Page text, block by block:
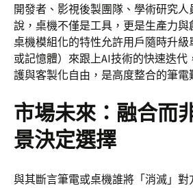
開發者、影視後製團隊、學術研究
說，桌機不僅是工具，更是生產力與
桌機模組化的特性允許用戶隨時升
或記憶體）來跟上AI技術的快速迭代
護與客製化自由，是高度整合的筆電
市場未來：融合而
景決定選擇
與其斷言筆電或桌機誰將「消滅」對